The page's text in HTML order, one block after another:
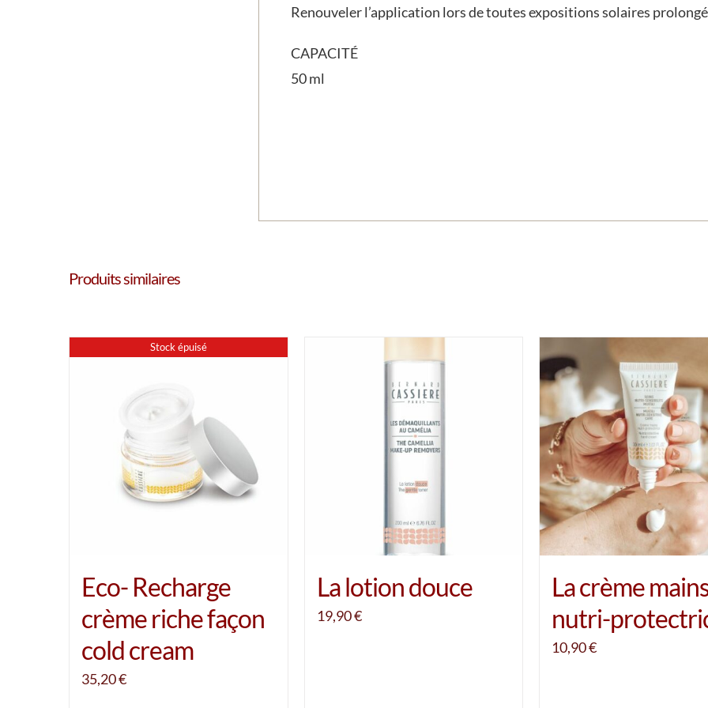
Renouveler l’application lors de toutes expositions solaires
CAPACITÉ
50 ml
Produits similaires
Stock épuisé
Eco- Recharge
crème riche façon
cold cream
35,20€
La lotion douce
19,90€
La crème
nutri-
10,90€